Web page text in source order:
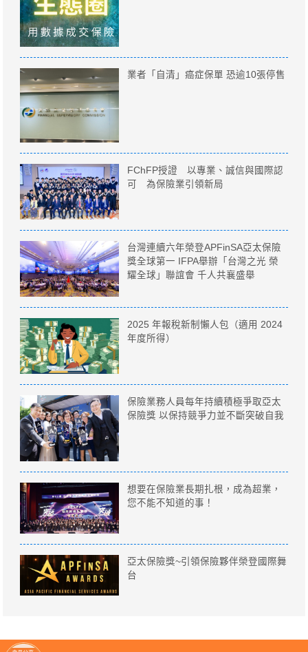
業者「自清」癌症保單 恐逾10張停售
FChFP授證 以專業、誠信與國際認
可 為保險業引領新局
台灣連續六年榮登APFinSA亞太保險
獎全球第一 IFPA舉辦「台灣之光 榮
耀全球」聯誼會 千人共襄盛舉
2025 年報稅新制懶人包（適用 2024
年度所得）
保險業務人員每年持續積極爭取亞太
保險獎 以保持競爭力並不斷突破自我
想要在保險業長期扎根，成為超業，
您不能不知道的事！
亞太保險獎~引領保險夥伴榮登國際舞
台